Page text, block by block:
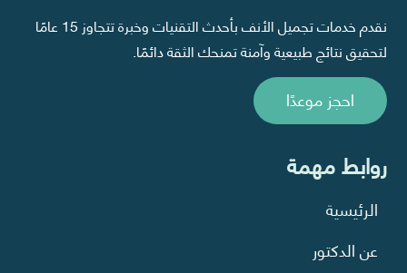
روابط مهمة
الرئيسية
عن الدكتور
نقدم خدمات تجميل الأنف بأحدث التقنيات وخبرة تتجاوز 15 عامًا
لتحقيق نتائج طبيعية وآمنة تمنحك الثقة دائمًا.
احجز موعدًا